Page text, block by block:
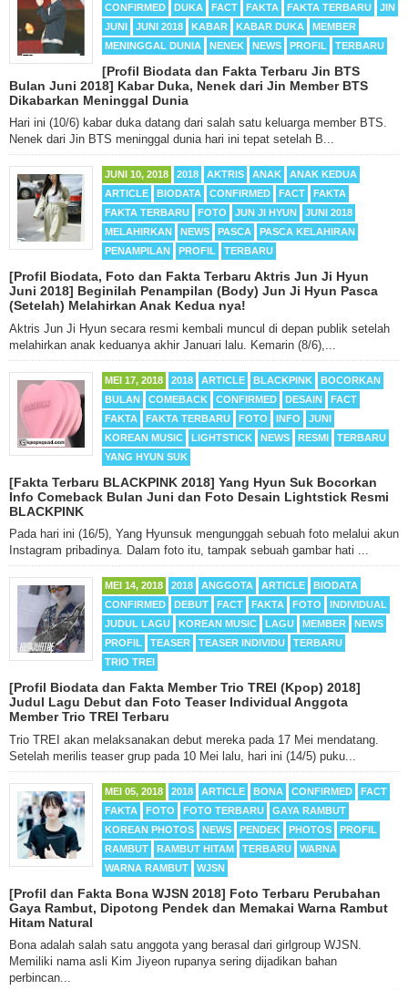
CONFIRMED
DUKA FACT FAKTA FAKTA TERBARU
JIN
JUNI
JUNI 2018 KABAR KABAR DUKA
MEMBER
MENINGGAL DUNIA
NENEK NEWS PROFIL TERBARU
[Profil Biodata dan Fakta Terbaru Jin BTS
Bulan Juni 2018] Kabar Duka, Nenek dari Jin Member BTS
Dikabarkan Meninggal Dunia
Hari ini (10/6) kabar duka datang dari salah satu keluarga member BTS.
Nenek dari Jin BTS meninggal dunia hari ini tepat setelah B...
JUNI 10, 2018 2018 AKTRIS ANAK
ANAK KEDUA
ARTICLE
BIODATA CONFIRMED FACT
FAKTA
FAKTA TERBARU
FOTO JUN JI HYUN
JUNI 2018
MELAHIRKAN
NEWS PASCA
PASCA KELAHIRAN
PENAMPILAN
PROFIL TERBARU
[Profil Biodata, Foto dan Fakta Terbaru Aktris Jun Ji Hyun
Juni 2018] Beginilah Penampilan (Body) Jun Ji Hyun Pasca
(Setelah) Melahirkan Anak Kedua nya!
Aktris Jun Ji Hyun secara resmi kembali muncul di depan publik setelah
melahirkan anak keduanya akhir Januari lalu. Kemarin (8/6),...
MEI 17, 2018 2018 ARTICLE BLACKPINK
BOCORKAN
BULAN
COMEBACK CONFIRMED DESAIN
FACT
FAKTA
FAKTA TERBARU FOTO INFO
JUNI
KOREAN MUSIC
LIGHTSTICK NEWS RESMI
TERBARU
YANG HYUN SUK
[Fakta Terbaru BLACKPINK 2018] Yang Hyun Suk Bocorkan
Info Comeback Bulan Juni dan Foto Desain Lightstick Resmi
BLACKPINK
Pada hari ini (16/5), Yang Hyunsuk mengunggah sebuah foto melalui akun
Instagram pribadinya. Dalam foto itu, tampak sebuah gambar hati ...
MEI 14, 2018 2018 ANGGOTA ARTICLE
BIODATA
CONFIRMED
DEBUT FACT FAKTA FOTO
INDIVIDUAL
JUDUL LAGU
KOREAN MUSIC LAGU MEMBER
NEWS
PROFIL
TEASER TEASER INDIVIDU
TERBARU
TRIO TREI
[Profil Biodata dan Fakta Member Trio TREI (Kpop) 2018]
Judul Lagu Debut dan Foto Teaser Individual Anggota
Member Trio TREI Terbaru
Trio TREI akan melaksanakan debut mereka pada 17 Mei mendatang.
Setelah merilis teaser grup pada 10 Mei lalu, hari ini (14/5) puku...
MEI 05, 2018 2018 ARTICLE BONA CONFIRMED
FACT
FAKTA
FOTO FOTO TERBARU
GAYA RAMBUT
KOREAN PHOTOS
NEWS PENDEK PHOTOS
PROFIL
RAMBUT
RAMBUT HITAM TERBARU
WARNA
WARNA RAMBUT
WJSN
[Profil dan Fakta Bona WJSN 2018] Foto Terbaru Perubahan
Gaya Rambut, Dipotong Pendek dan Memakai Warna Rambut
Hitam Natural
Bona adalah salah satu anggota yang berasal dari girlgroup WJSN.
Memiliki nama asli Kim Jiyeon rupanya sering dijadikan bahan
perbincan...